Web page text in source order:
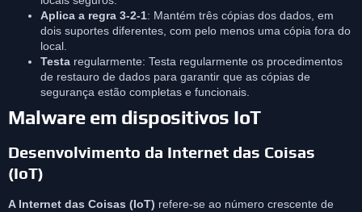
Aplica a regra 3-2-1: Mantém três cópias dos dados, em
dois suportes diferentes, com pelo menos uma cópia fora do
local.
Testa regularmente: Testa regularmente os procedimentos
de restauro de dados para garantir que as cópias de
segurança estão completas e funcionais.
Malware em dispositivos IoT
Desenvolvimento da Internet das Coisas
(IoT)
A Internet das Coisas (IoT) refere-se ao número crescente de